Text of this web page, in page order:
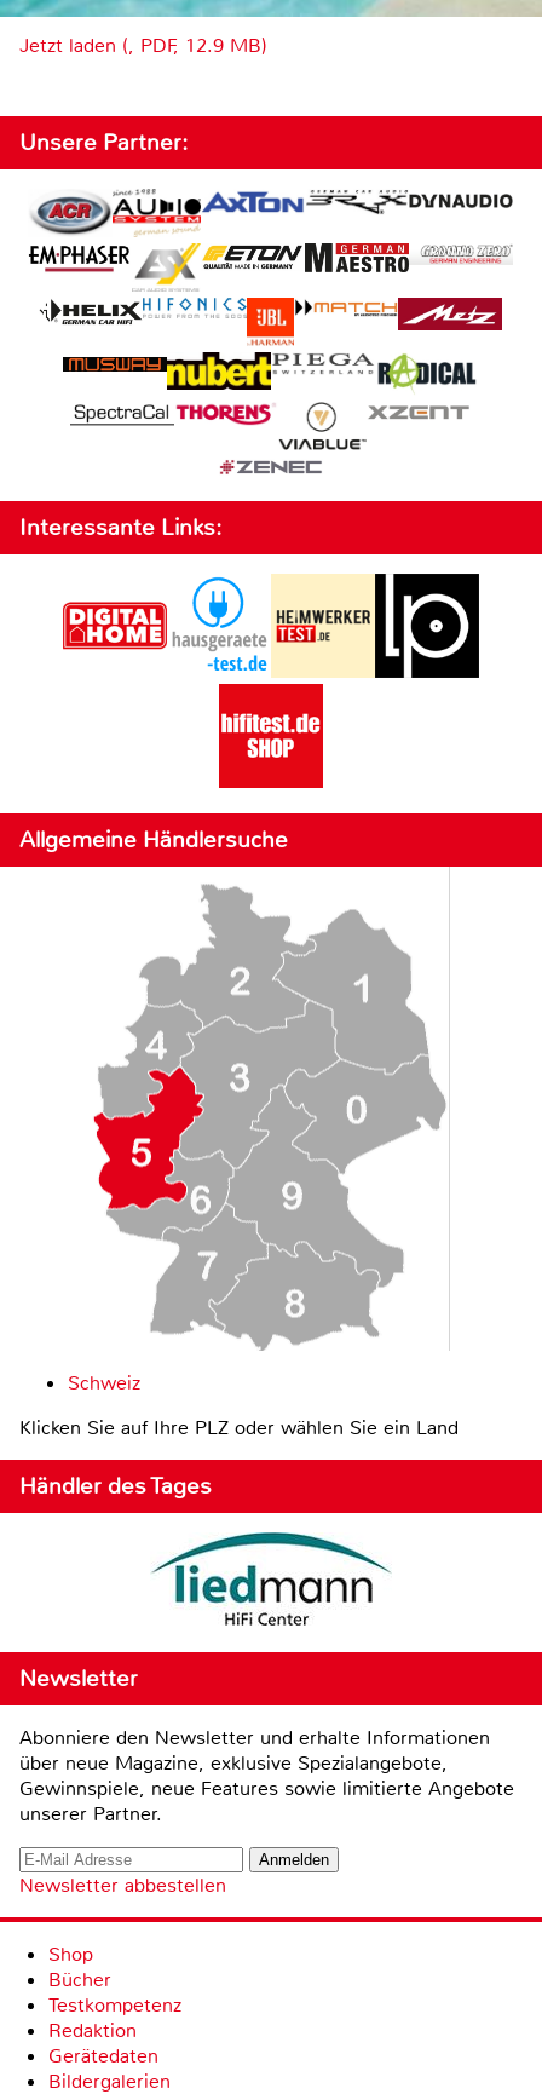
Jetzt laden (, PDF, 12.9 MB)
Unsere Partner:
Interessante Links:
Allgemeine Händlersuche
Schweiz
Klicken Sie auf Ihre PLZ oder wählen Sie ein Land
Händler des Tages
Newsletter
Abonniere den Newsletter und erhalte Informationen
über neue Magazine, exklusive Spezialangebote,
Gewinnspiele, neue Features sowie limitierte Angebote
unserer Partner.
Newsletter abbestellen
Shop
Bücher
Testkompetenz
Redaktion
Gerätedaten
Bildergalerien